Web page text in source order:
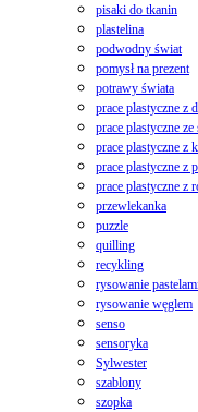
pisaki do tkanin
plastelina
podwodny świat
pomysł na prezent
potrawy świata
prace plastyczne z
prace plastyczne ze
prace plastyczne z
prace plastyczne z
prace plastyczne z
przewlekanka
puzzle
quilling
recykling
rysowanie
rysowanie węglem
senso
sensoryka
Sylwester
szablony
szopka